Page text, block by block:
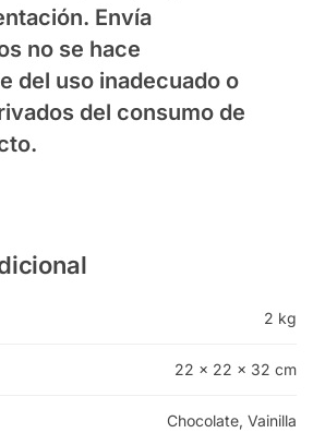
Envía
no se hace
del uso inadecuado o
del consumo de
2 kg
22 × 22 × 32 cm
Chocolate, Vainilla